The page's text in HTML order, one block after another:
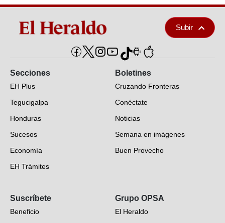
Subir
Secciones
EH Plus
Tegucigalpa
Honduras
Sucesos
Economía
EH Trámites
EH Verifica
Fotogalerías
Boletines
Cruzando Fronteras
Conéctate
Noticias
Semana en imágenes
Buen Provecho
Suscríbete
Beneficio
Grupo OPSA
El Heraldo